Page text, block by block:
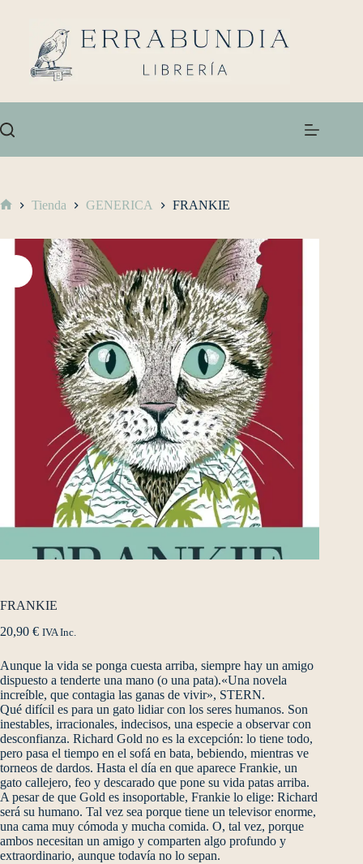
Tienda GENERICA FRANKIE
FRANKIE
20,90 € IVA Inc.
Aunque la vida se ponga cuesta arriba, siempre hay un amigo
dispuesto a tenderte una mano (o una pata).«Una novela
increíble, que contagia las ganas de vivir», STERN.
Qué difícil es para un gato lidiar con los seres humanos. Son
inestables, irracionales, indecisos, una especie a observar con
desconfianza. Richard Gold no es la excepción: lo tiene todo,
pero pasa el tiempo en el sofá en bata, bebiendo, mientras ve
torneos de dardos. Hasta el día en que aparece Frankie, un
gato callejero, feo y descarado que pone su vida patas arriba.
A pesar de que Gold es insoportable, Frankie lo elige: Richard
será su humano. Tal vez sea porque tiene un televisor enorme,
una cama muy cómoda y mucha comida. O, tal vez, porque
ambos necesitan un amigo y comparten algo profundo y
extraordinario, aunque todavía no lo sepan.